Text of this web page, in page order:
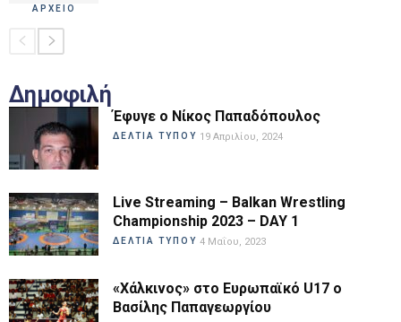
ΑΡΧΕΙΟ
Δημοφιλή
Έφυγε ο Νίκος Παπαδόπουλος
ΔΕΛΤΙΑ ΤΥΠΟΥ 19 Απριλίου, 2024
Live Streaming – Balkan Wrestling
Championship 2023 – DAY 1
ΔΕΛΤΙΑ ΤΥΠΟΥ 4 Μαΐου, 2023
«Χάλκινος» στο Ευρωπαϊκό U17 ο
Βασίλης Παπαγεωργίου